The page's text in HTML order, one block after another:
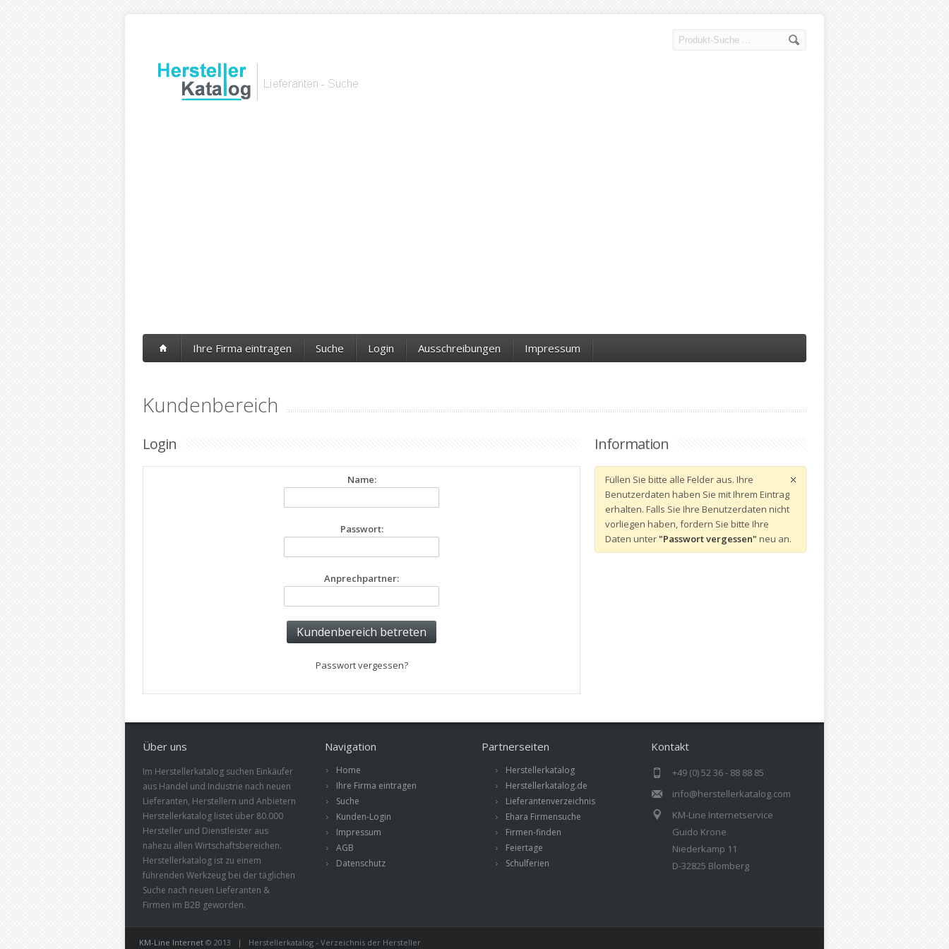
Ihre Firma eintragen Suche Login Ausschreibungen Impressum
Kundenbereich
Login
Name:
Passwort:
Anprechpartner:
Passwort vergessen?
Information
Füllen Sie bitte alle Felder aus. Ihre
Benutzerdaten haben Sie mit Ihrem Eintrag
erhalten. Falls Sie Ihre Benutzerdaten nicht
vorliegen haben, fordern Sie bitte Ihre
Daten unter"Passwort vergessen" neu an.
Über uns
Im Herstellerkatalog suchen Einkäufer
aus Handel und Industrie nach neuen
Lieferanten, Herstellern und Anbietern
Herstellerkatalog listet über 80.000
Hersteller und Dienstleister aus
nahezu allen Wirtschaftsbereichen.
Herstellerkatalog ist zu einem
führenden Werkzeug bei der täglichen
Suche nach neuen Lieferanten &
Firmen im B2B geworden.
Navigation
Home
Ihre Firma eintragen
Suche
Kunden-Login
Impressum
AGB
Datenschutz
Partnerseiten
Herstellerkatalog
Herstellerkatalog.de
Lieferantenverzeichnis
Ehara Firmensuche
Firmen-finden
Feiertage
Schulferien
Kontakt
+49 (0) 52 36 - 88 88 85
info@herstellerkatalog.com
KM-Line Internetservice
Guido Krone
Niederkamp 11
D-32825 Blomberg
KM-Line Internet © 2013 | Herstellerkatalog - Verzeichnis der Hersteller